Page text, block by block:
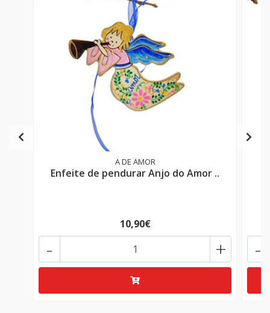
A DE AMOR
Enfeite de pendurar Anjo do Amor ..
10,90€
+
- -